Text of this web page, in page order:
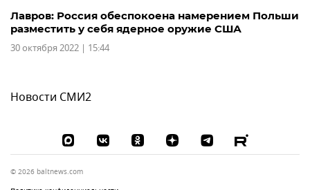
Лавров: Россия обеспокоена намерением Польши
разместить у себя ядерное оружие США
30 октября 2022 | 15:44
Новости СМИ2
© 2026 baltnews.com